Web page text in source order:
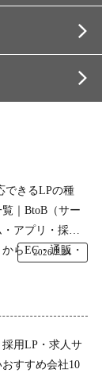
できるLPの種
｜BtoB（サー
アプリ・採
らEC・通販・
2026.7.24
採用LP・求人サ
すすめ会社10